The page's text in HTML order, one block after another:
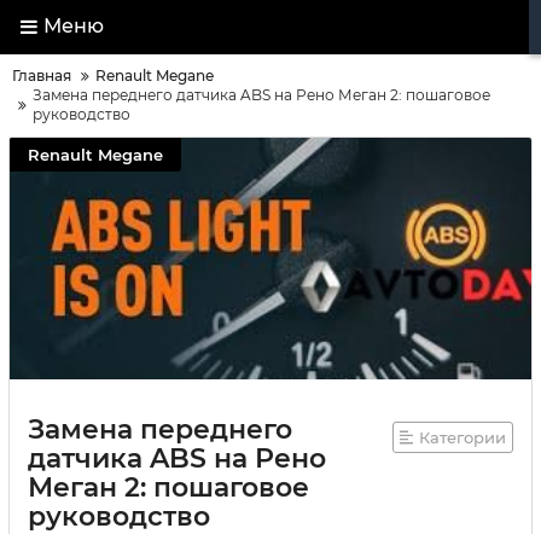
Меню
Главная
Renault Megane
Замена переднего датчика ABS на Рено Меган 2: пошаговое
руководство
Renault Megane
Замена переднего
датчика ABS на Рено
Меган 2: пошаговое
руководство
Категории